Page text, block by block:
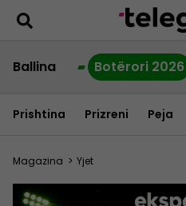
Ballina Botërori 2026
Prishtina Prizreni Peja
Magazina > Yjet